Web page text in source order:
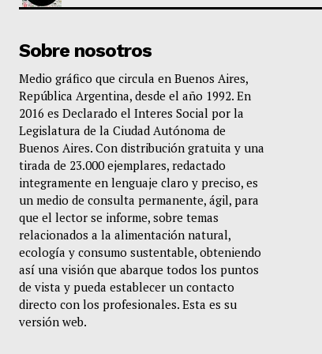
Sobre nosotros
Medio gráfico que circula en Buenos Aires,
República Argentina, desde el año 1992. En
2016 es Declarado el Interes Social por la
Legislatura de la Ciudad Autónoma de
Buenos Aires. Con distribución gratuita y una
tirada de 23.000 ejemplares, redactado
integramente en lenguaje claro y preciso, es
un medio de consulta permanente, ágil, para
que el lector se informe, sobre temas
relacionados a la alimentación natural,
ecología y consumo sustentable, obteniendo
así una visión que abarque todos los puntos
de vista y pueda establecer un contacto
directo con los profesionales. Esta es su
versión web.